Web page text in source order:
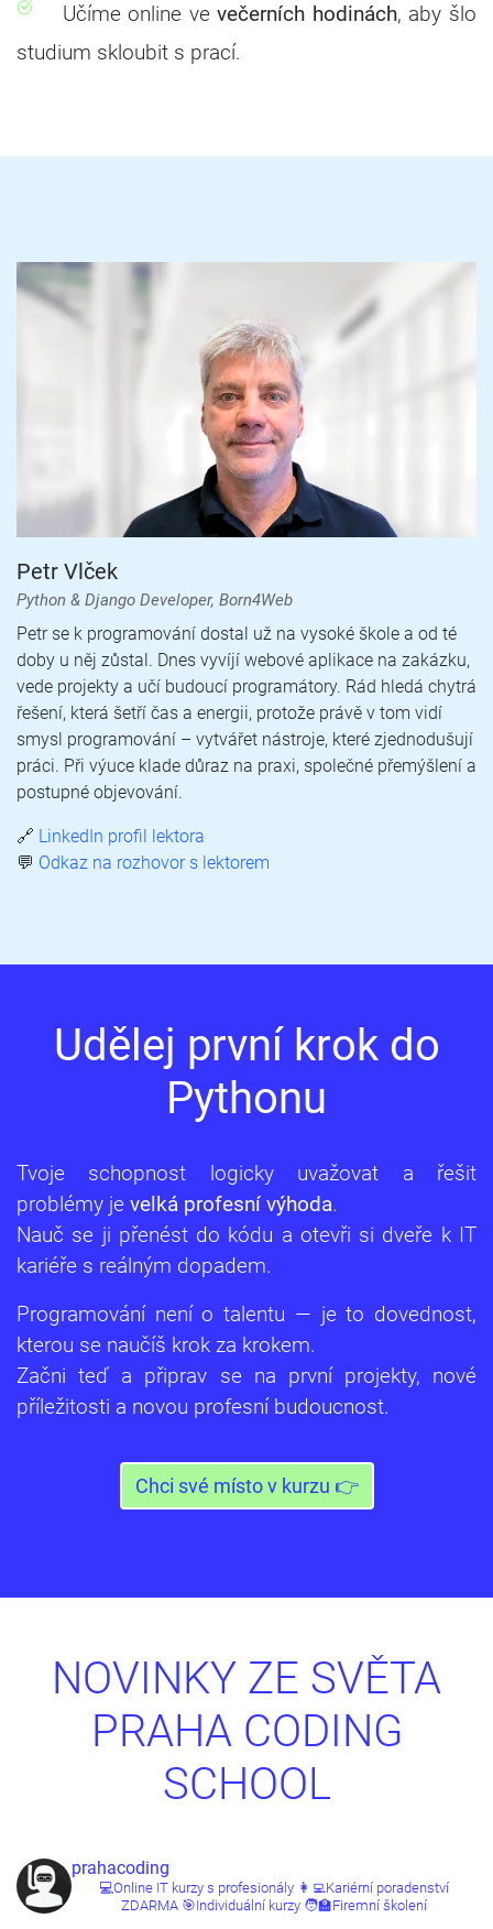
Učíme online vevečerních hodinách, aby šlo
studium skloubit s prací.
Petr Vlček
Python & Django Developer, Born4Web
Petr se k programování dostal už na vysoké škole a od té
doby u něj zůstal. Dnes vyvíjí webové aplikace na zakázku,
vede projekty a učí budoucí programátory. Rád hledá chytrá
řešení, která šetří čas a energii, protože právě v tom vidí
smysl programování – vytvářet nástroje, které zjednodušují
práci. Při výuce klade důraz na praxi, společné přemýšlení a
postupné objevování.
🔗 LinkedIn profil lektora
💬 Odkaz na rozhovor s lektorem
Udělej první krok do
Pythonu
Tvoje schopnost logicky uvažovat a řešit
problémy je velká profesní výhoda.
Nauč se ji přenést do kódu a otevři si dveře k IT
kariéře s reálným dopadem.
Programování není o talentu — je to dovednost,
kterou se naučíš krok za krokem.
Začni teď a připrav se na první projekty, nové
příležitosti a novou profesní budoucnost.
Chci své místo v kurzu 👉
NOVINKY ZE SVĚTA
PRAHA CODING
SCHOOL
prahacoding
💻Online IT kurzy s profesionály 👩‍💻Kariérní poradenství
ZDARMA 🎯Individuální kurzy 🧑‍🏫Firemní školení